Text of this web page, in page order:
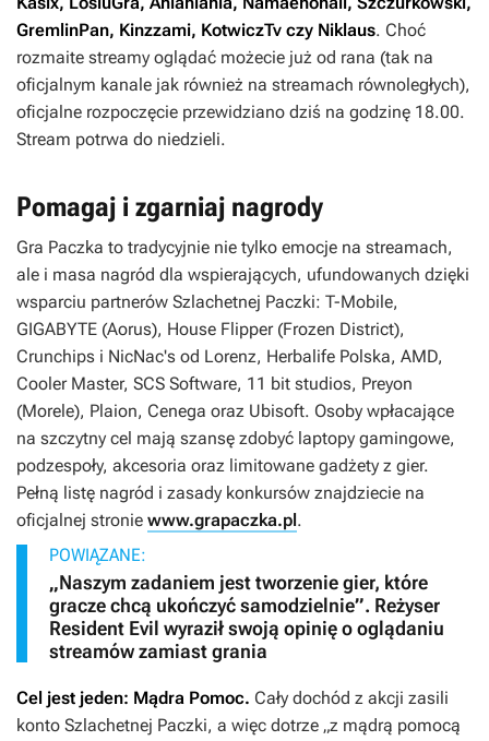
GremlinPan, Kinzzami, KotwiczTv czy Niklaus. Choć
rozmaite streamy oglądać możecie już od rana (tak na
oficjalnym kanale jak również na streamach równoległych),
oficjalne rozpoczęcie przewidziano dziś na godzinę 18.00.
Stream potrwa do niedzieli.
Pomagaj i zgarniaj nagrody
Gra Paczka to tradycyjnie nie tylko emocje na streamach,
ale i masa nagród dla wspierających, ufundowanych dzięki
wsparciu partnerów Szlachetnej Paczki: T-Mobile,
GIGABYTE (Aorus), House Flipper (Frozen District),
Crunchips i NicNac's od Lorenz, Herbalife Polska, AMD,
Cooler Master, SCS Software, 11 bit studios, Preyon
(Morele), Plaion, Cenega oraz Ubisoft. Osoby wpłacające
na szczytny cel mają szansę zdobyć laptopy gamingowe,
podzespoły, akcesoria oraz limitowane gadżety z gier.
Pełną listę nagród i zasady konkursów znajdziecie na
oficjalnej stronie www.grapaczka.pl.
POWIĄZANE:
„Naszym zadaniem jest tworzenie gier, które
gracze chcą ukończyć samodzielnie”. Reżyser
Resident Evil wyraził swoją opinię o oglądaniu
streamów zamiast grania
Cel jest jeden: Mądra Pomoc. Cały dochód z akcji zasili
konto Szlachetnej Paczki, a więc dotrze „z mądrą pomocą